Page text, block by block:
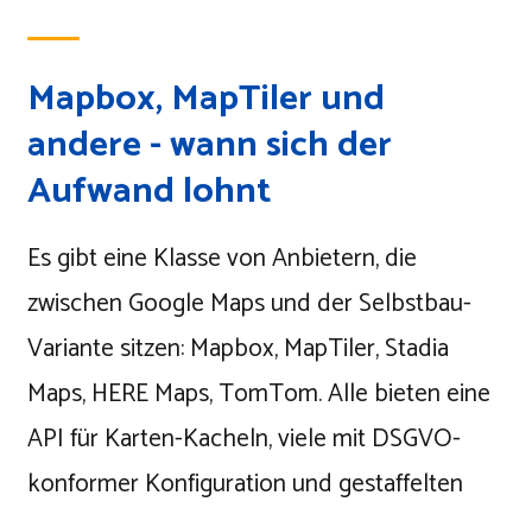
Mapbox, MapTiler und
andere - wann sich der
Aufwand lohnt
Es gibt eine Klasse von Anbietern, die
zwischen Google Maps und der Selbstbau-
Variante sitzen: Mapbox, MapTiler, Stadia
Maps, HERE Maps, TomTom. Alle bieten eine
API für Karten-Kacheln, viele mit DSGVO-
konformer Konfiguration und gestaffelten